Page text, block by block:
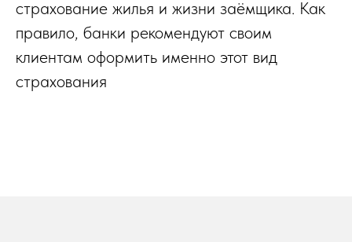
страхование жилья и жизни заёмщика. Как
правило, банки рекомендуют своим
клиентам оформить именно этот вид
страхования